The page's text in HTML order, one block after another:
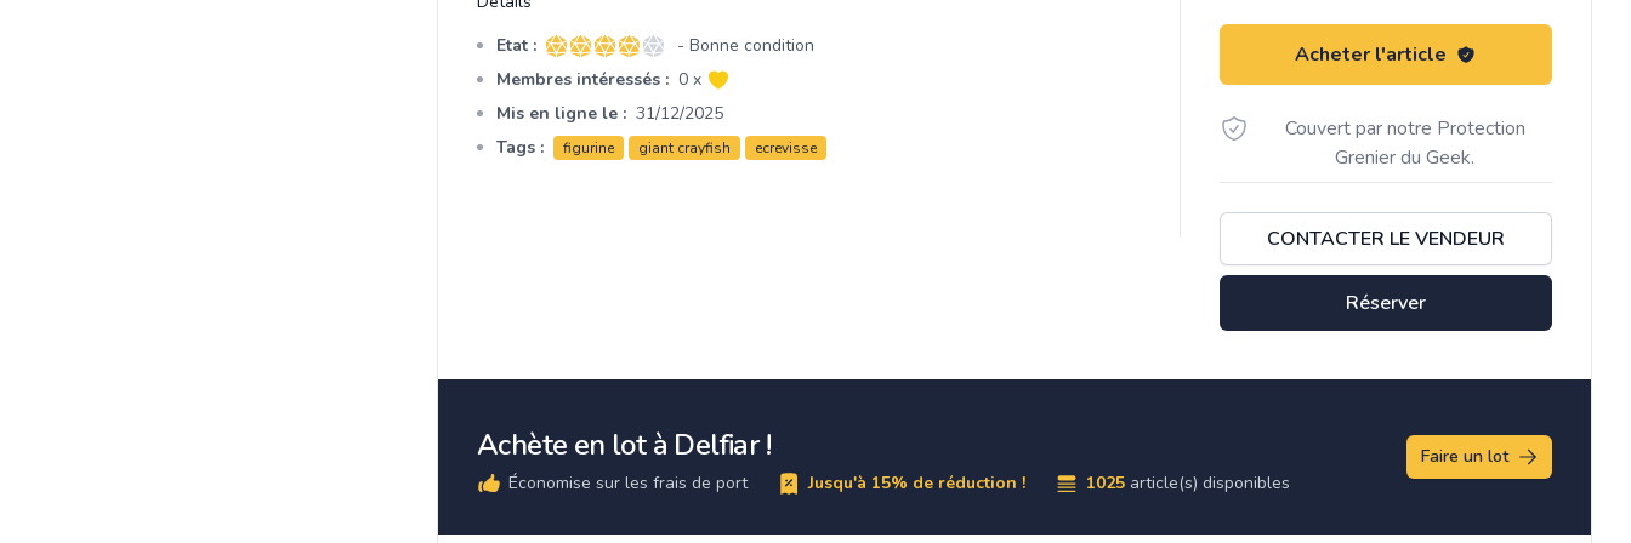
Acheter l'article
Couvert par notre Protection
Grenier du Geek.
CONTACTER LE VENDEUR
Réserver
Etat : 4 sur 5 étoiles
- Bonne condition
Membres intéressés : 0 x
Mis en ligne le : 31/12/2025
Tags :
figurine giant crayfish ecrevisse
Achète en lot à Delfiar !
Économise sur les frais de port Jusqu'à 15% de réduction ! 1025 article(s) disponibles
Faire un lot